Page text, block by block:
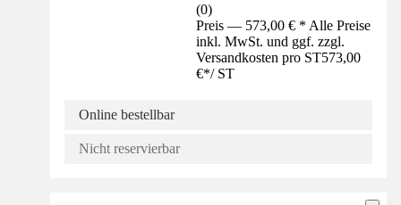
(0)
Preis — 573,00 € * Alle Preise
inkl. MwSt. und ggf. zzgl.
Versandkosten pro ST573,00
€*/ ST
Online bestellbar
Nicht reservierbar